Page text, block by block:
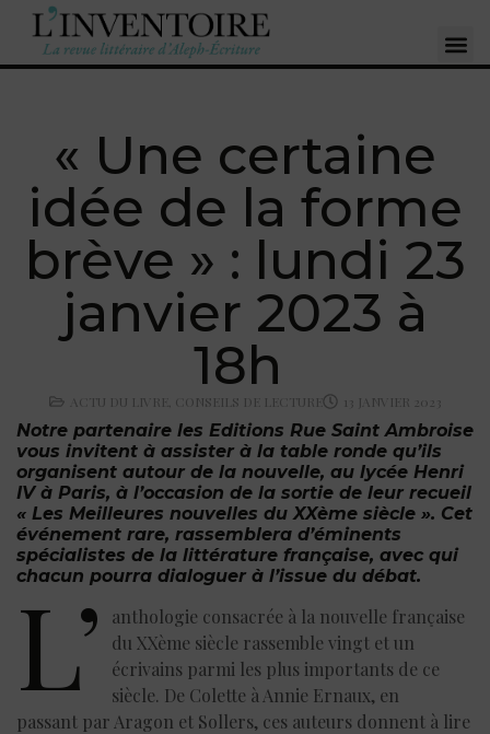
« Une certaine
idée de la forme
brève » : lundi 23
janvier 2023 à
18h
ACTU DU LIVRE CONSEILS DE LECTURE 13 JANVIER 2023
Notre partenaire les Editions Rue Saint Ambroise
vous invitent à assister à la table ronde qu’ils
organisent autour de la nouvelle, au lycée Henri
IV à Paris, à l’occasion de la sortie de leur recueil
« Les Meilleures nouvelles du XXème siècle ». Cet
événement rare, rassemblera d’éminents
spécialistes de la littérature française, avec qui
chacun pourra dialoguer à l’issue du débat.
L’
anthologie consacrée à la nouvelle française
du XXème siècle rassemble vingt et un
écrivains parmi les plus importants de ce
siècle. De Colette à Annie Ernaux, en
passant par Aragon et Sollers, ces auteurs donnent à lire